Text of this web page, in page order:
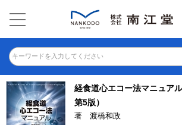
キーワードを入力してください
経食道心エコー法マニュア
第5版）
著 渡橋和政